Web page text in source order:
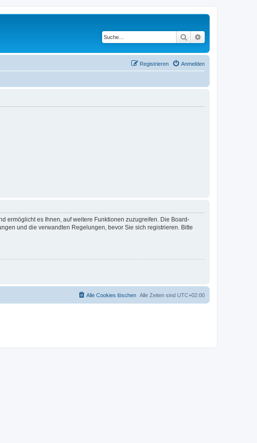
Suche
Anmelden
Registrieren
ermöglicht es Ihnen, auf weitere Funktionen zuzugreifen. Die Board-
und die verwandten Regelungen, bevor Sie sich registrieren. Bitte
Alle Zeiten sind UTC+02:00
Alle Cookies löschen